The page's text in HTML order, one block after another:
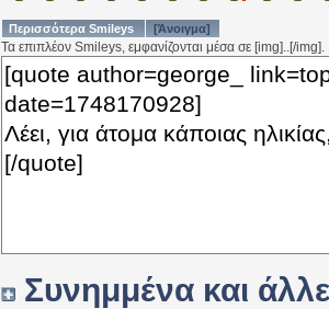
Περισσότερα Smileys [Άνοιγμα]
Τα επιπλέον Smileys, εμφανίζονται μέσα σε [img]..[/img].
Συνημμένα και